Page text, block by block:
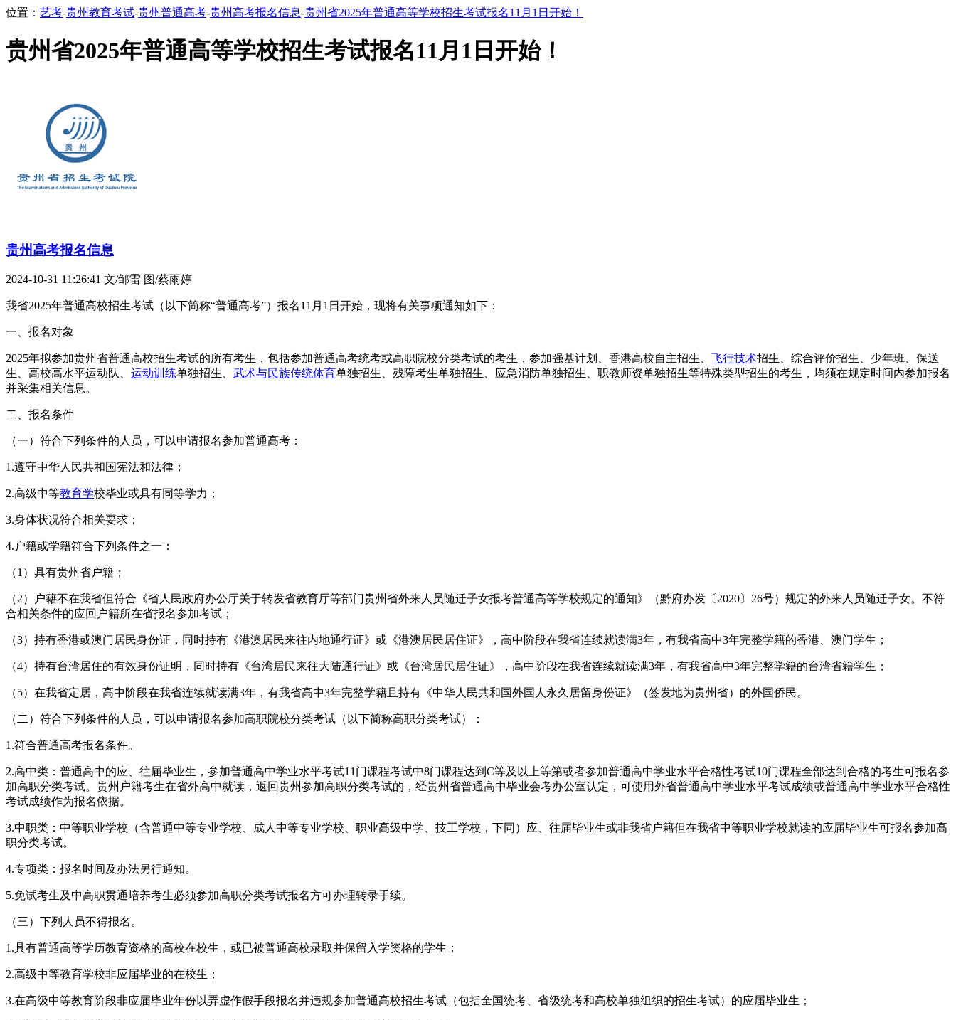
位置： 艺考-贵州教育考试-贵州普通高考-贵州高考报名信息-贵州省2025年普通高等学校招生考试报名11月1日开始！
贵州省2025年普通高等学校招生考试报名11月1日开始！
贵州高考报名信息
2024-10-31 11:26:41 文/邹雷 图/蔡雨婷
我省2025年普通高校招生考试（以下简称“普通高考”）报名11月1日开始，现将有关事项通知如下：
一、报名对象
2025年拟参加贵州省普通高校招生考试的所有考生，包括参加普通高考统考或高职院校分类考试的考生，参加强基计划、香港高校自主招生、 飞行技术招生、综合评价招生、少年班、保送
生、高校高水平运动队、 运动训练单独招生、 武术与民族传统体育单独招生、残障考生单独招生、应急消防单独招生、职教师资单独招生等特殊类型招生的考生，均须在规定时间内参加报名
并采集相关信息。
二、报名条件
（一）符合下列条件的人员，可以申请报名参加普通高考：
1.遵守中华人民共和国宪法和法律；
2.高级中等教育学校毕业或具有同等学力；
3.身体状况符合相关要求；
4.户籍或学籍符合下列条件之一：
（1）具有贵州省户籍；
（2）户籍不在我省但符合《省人民政府办公厅关于转发省教育厅等部门贵州省外来人员随迁子女报考普通高等学校规定的通知》（黔府办发〔2020〕26号）规定的外来人员随迁子女。不符
合相关条件的应回户籍所在省报名参加考试；
（3）持有香港或澳门居民身份证，同时持有《港澳居民来往内地通行证》或《港澳居民居住证》，高中阶段在我省连续就读满3年，有我省高中3年完整学籍的香港、澳门学生；
（4）持有台湾居住的有效身份证明，同时持有《台湾居民来往大陆通行证》或《台湾居民居住证》，高中阶段在我省连续就读满3年，有我省高中3年完整学籍的台湾省籍学生；
（5）在我省定居，高中阶段在我省连续就读满3年，有我省高中3年完整学籍且持有《中华人民共和国外国人永久居留身份证》（签发地为贵州省）的外国侨民。
（二）符合下列条件的人员，可以申请报名参加高职院校分类考试（以下简称高职分类考试）：
1.符合普通高考报名条件。
2.高中类：普通高中的应、往届毕业生，参加普通高中学业水平考试11门课程考试中8门课程达到C等及以上等第或者参加普通高中学业水平合格性考试10门课程全部达到合格的考生可报名参
加高职分类考试。贵州户籍考生在省外高中就读，返回贵州参加高职分类考试的，经贵州省普通高中毕业会考办公室认定，可使用外省普通高中学业水平考试成绩或普通高中学业水平合格性
考试成绩作为报名依据。
3.中职类：中等职业学校（含普通中等专业学校、成人中等专业学校、职业高级中学、技工学校，下同）应、往届毕业生或非我省户籍但在我省中等职业学校就读的应届毕业生可报名参加高
职分类考试。
4.专项类：报名时间及办法另行通知。
5.免试考生及中高职贯通培养考生必须参加高职分类考试报名方可办理转录手续。
（三）下列人员不得报名。
1.具有普通高等学历教育资格的高校在校生，或已被普通高校录取并保留入学资格的学生；
2.高级中等教育学校非应届毕业的在校生；
3.在高级中等教育阶段非应届毕业年份以弄虚作假手段报名并违规参加普通高校招生考试（包括全国统考、省级统考和高校单独组织的招生考试）的应届毕业生；